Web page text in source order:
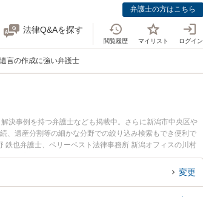
弁護士の方はこちら
法律Q&Aを探す
閲覧履歴 マイリスト ログイン
言の作成に強い弁護士
決事例を持つ弁護士なども掲載中。さらに新潟市中央区や
、遺産分割等の細かな分野での絞り込み検索もでき便利で
也弁護士、ベリーベスト法律事務所 新潟オフィスの川村
書遺言の作成のトラブルを今すぐに弁護士に相談したい』
法律相談できる新潟県内の弁護士に相談予約したい』など
変更